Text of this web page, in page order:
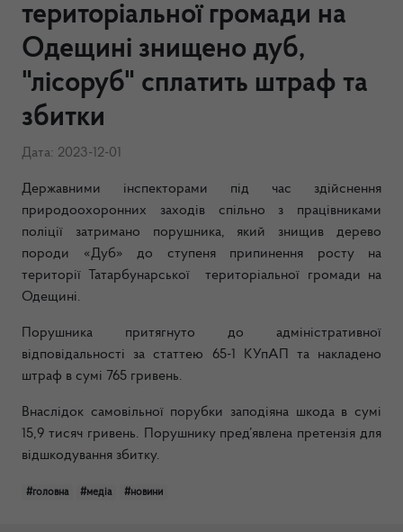
територіальної громади на
Одещині знищено дуб,
"лісоруб" сплатить штраф та
збитки
Дата: 2023-12-01
Державними інспекторами під час здійснення
природоохоронних заходів спільно з працівниками
поліції затримано порушника, який знищив дерево
породи «Дуб» до ступеня припинення росту на
території Татарбунарської територіальної громади на
Одещині.
Порушника притягнуто до адміністративної
відповідальності за статтею 65-1 КУпАП та накладено
штраф в сумі 765 гривень.
Внаслідок самовільної порубки заподіяна шкода в сумі
15,9 тисяч гривень. Порушнику пред’явлена претензія для
відшкодування збитку.
#головна #медіа #новини